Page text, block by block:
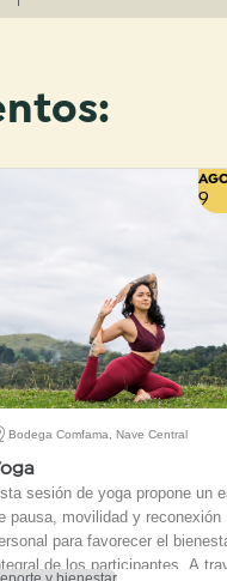
9
Bodega Comfama, Nave Central
sesión de yoga propone un
pausa, movilidad y reconexión
para favorecer el
de los participantes. A